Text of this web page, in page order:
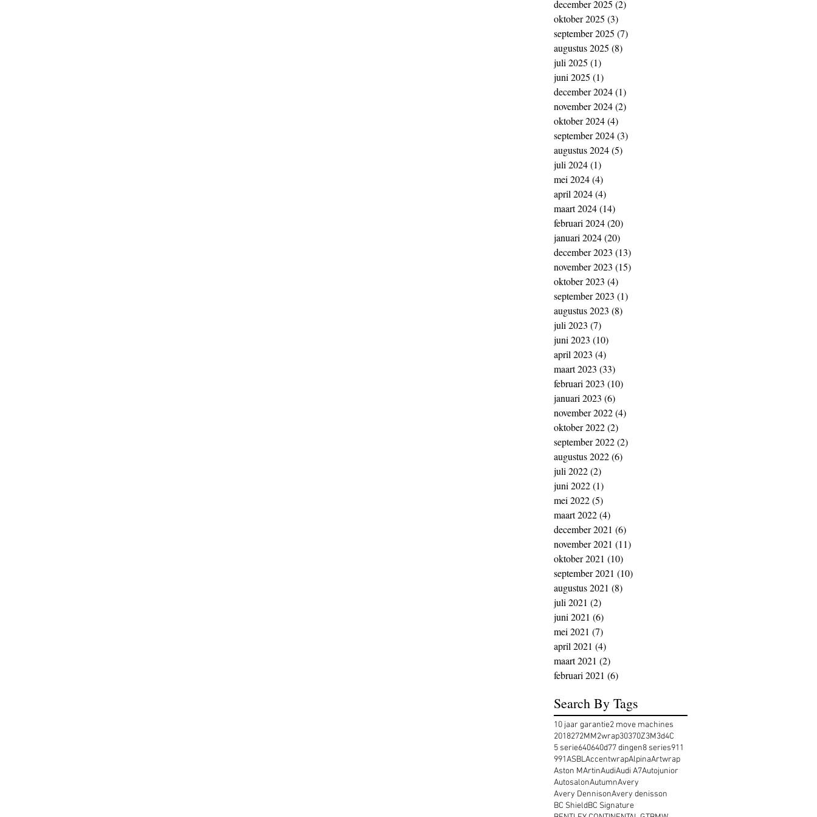
december 2025 (2)
oktober 2025 (3)
september 2025 (7)
augustus 2025 (8)
juli 2025 (1)
juni 2025 (1)
december 2024(1)
november 2024(2)
oktober 2024(4)
september 2024(3)
augustus 2024(5)
juli 2024(1)
mei 2024(4)
april 2024(4)
maart 2024(14)
februari 2024(20)
januari 2024(20)
december 2023 (13)
november 2023 (15)
oktober 2023 (4)
september 2023 (1)
augustus 2023 (8)
juli 2023 (7)
juni 2023 (10)
april 2023 (4)
maart 2023 (33)
februari 2023 (10)
januari 2023 (6)
november 2022(4)
oktober 2022(2)
september 2022(2)
augustus 2022(6)
juli 2022(2)
juni 2022(1)
mei 2022(5)
maart 2022(4)
december 2021 (6)
november 2021 (11)
oktober 2021 (10)
september 2021 (10)
augustus 2021 (8)
juli 2021 (2)
juni 2021 (6)
mei 2021 (7)
april 2021 (4)
maart 2021 (2)
februari 2021 (6)
Search By Tags
10 jaar garantie2 move machines
2018272MM2wrap30370Z3M3d4C
5 serie640640d77 dingen8 series911
991ASBLAccentwrapAlpinaArtwrap
Aston MArtinAudiAudi A7Autojunior
AutosalonAutumnAvery
Avery DennisonAvery denisson
BC ShieldBC Signature